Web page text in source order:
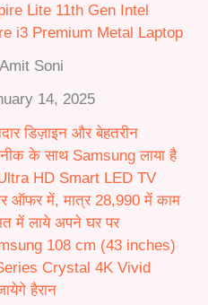
Lite 11th Gen Intel
i3 Premium Metal Laptop
Soni
14, 2025
डिज़ाइन और बेहतरीन
के साथ Samsung लाया है
HD Smart LED TV
ऑफर में, मात्र 28,990 में काम
में लाये अपने घर पर
108 cm (43 inches)
Crystal 4K Vivid
हैरान